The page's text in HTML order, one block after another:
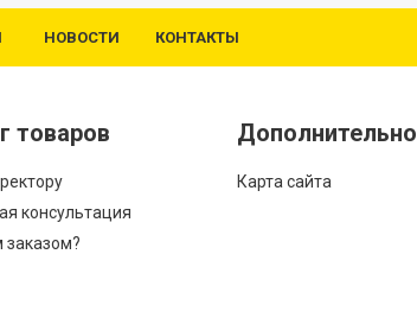
НОВОСТИ КОНТАКТЫ
товаров
консультация
заказом?
Дополнительно
Карта сайта